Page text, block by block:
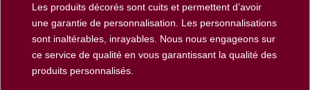
Les produits décorés sont cuits et permettent d’avoir
une garantie de personnalisation. Les personnalisations
sont inaltérables, inrayables. Nous nous engageons sur
ce service de qualité en vous garantissant la qualité des
produits personnalisés.